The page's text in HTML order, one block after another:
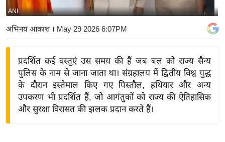
बि
ज़
ने
द्यो
ANI
अभिनय आकाश। May 29 2026 6:07PM
प्रदर्शित कई वस्तुएं उस समय की हैं जब बल को राज्य सैन्य
पुलिस के नाम से जाना जाता था। संग्रहालय में द्वितीय विश्व युद्ध
के दौरान इस्तेमाल किए गए पिस्तौल, हथियार और अन्य
उपकरण भी प्रदर्शित हैं, जो आगंतुकों को राज्य की ऐतिहासिक
और सुरक्षा विरासत की झलक प्रदान करते हैं।